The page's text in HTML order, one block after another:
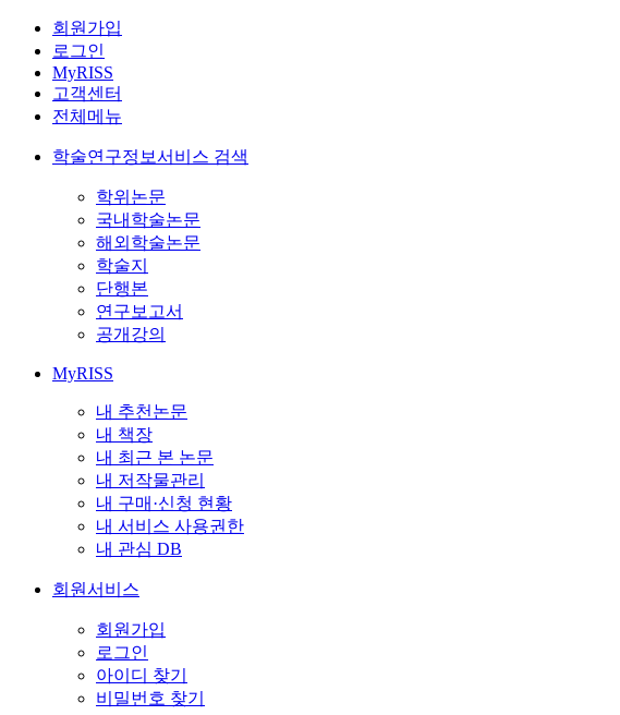
회원가입
로그인
MyRISS
고객센터
전체메뉴
학술연구정보서비스 검색
학위논문
국내학술논문
해외학술논문
학술지
단행본
연구보고서
공개강의
MyRISS
내 추천논문
내 책장
내 최근 본 논문
내 저작물관리
내 구매·신청 현황
내 서비스 사용권한
내 관심 DB
회원서비스
회원가입
로그인
아이디 찾기
비밀번호 찾기